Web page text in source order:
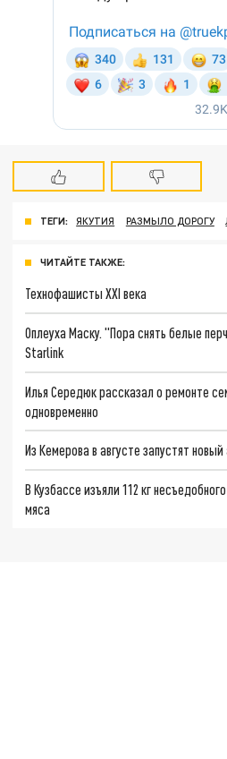
ТЕГИ: ЯКУТИЯ РАЗМЫЛО ДОРОГУ
ЧИТАЙТЕ ТАКЖЕ:
Технофашисты XXI века
Оплеуха Маску. "Пора снять белые
Starlink
Илья Середюк рассказал о ремонте
одновременно
Из Кемерова в августе запустят
В Кузбассе изъяли 112 кг
мяса